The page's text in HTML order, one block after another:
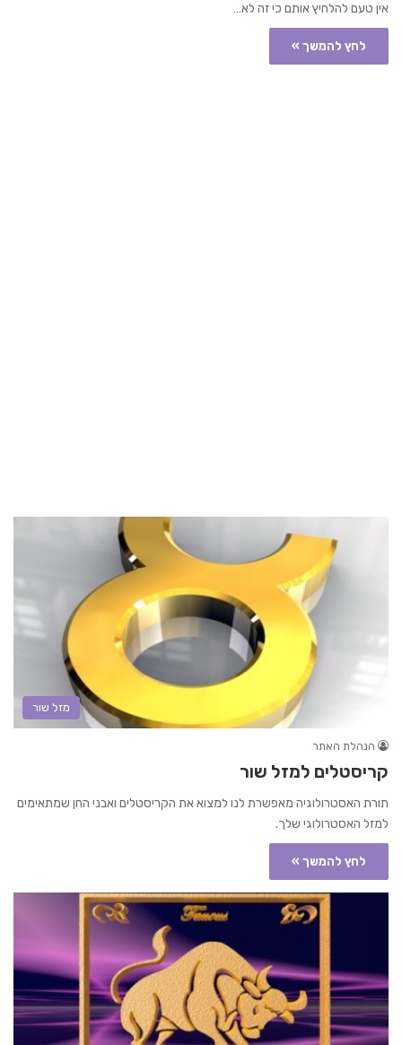
אין טעם להלחיץ אותם כי זה לא…
לחץ להמשך »
מזל שור
הנהלת האתר
קריסטלים למזל שור
תורת האסטרולוגיה מאפשרת לנו למצוא את הקריסטלים ואבני החן שמתאימים
למזל האסטרולוגי שלך.
לחץ להמשך »